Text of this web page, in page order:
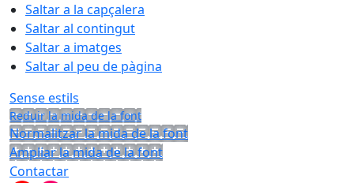
Saltar a la capçalera
Saltar al contingut
Saltar a imatges
Saltar al peu de pàgina
Sense estils
Reduir la mida de la font
Normalitzar la mida de la font
Ampliar la mida de la font
Contactar